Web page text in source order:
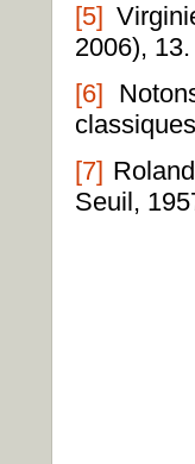
[5]
2006), 13.
[6]
[7]
Seuil,